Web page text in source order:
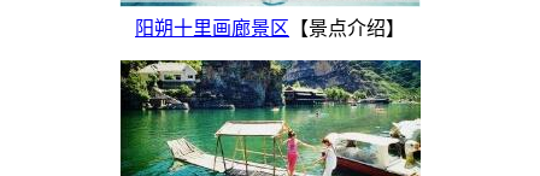
阳朔十里画廊景区 【景点介绍】